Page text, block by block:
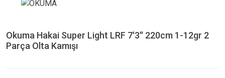
Okuma Hakai Super Light LRF 7'3'' 220cm 1-12gr 2
Parça Olta Kamışı